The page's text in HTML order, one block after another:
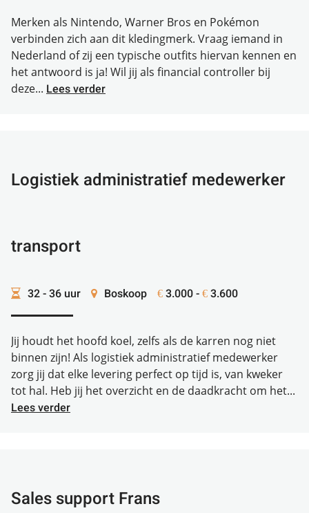
Merken als Nintendo, Warner Bros en Pokémon
verbinden zich aan dit kledingmerk. Vraag iemand in
Nederland of zij een typische outfits hiervan kennen en
het antwoord is ja! Wil jij als financial controller bij
deze... Lees verder
Logistiek administratief medewerker
transport
32 - 36 uur Boskoop € 3.000 - € 3.600
Jij houdt het hoofd koel, zelfs als de karren nog niet
binnen zijn! Als logistiek administratief medewerker
zorg jij dat elke levering perfect op tijd is, van kweker
tot hal. Heb jij het overzicht en de daadkracht om het...
Lees verder
Sales support Frans